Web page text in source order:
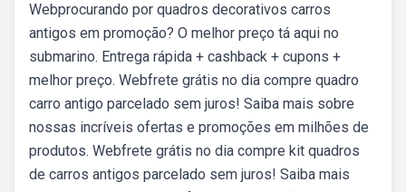
Webprocurando por quadros decorativos carros
antigos em promoção? O melhor preço tá aqui no
submarino. Entrega rápida + cashback + cupons +
melhor preço. Webfrete grátis no dia compre quadro
carro antigo parcelado sem juros! Saiba mais sobre
nossas incríveis ofertas e promoções em milhões de
produtos. Webfrete grátis no dia compre kit quadros
de carros antigos parcelado sem juros! Saiba mais